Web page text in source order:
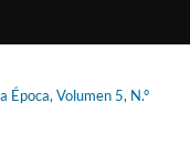
Volumen 5, N.°